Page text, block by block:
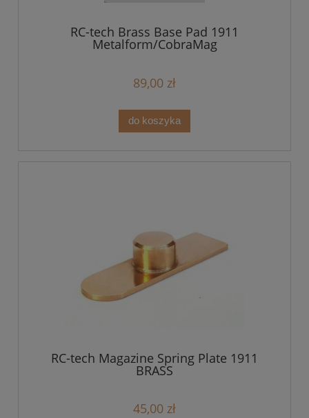
RC-tech Brass Base Pad 1911
Metalform/CobraMag
89,00 zł
do koszyka
RC-tech Magazine Spring Plate 1911
BRASS
45,00 zł